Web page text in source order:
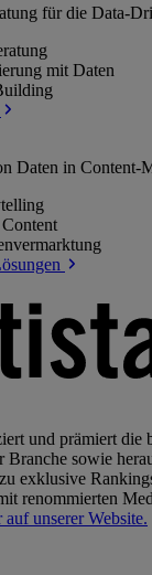
für die Data-
mit Daten
Daten in Content-
und prämiert die
Branche sowie
exklusive
renommierten
unserer Website.